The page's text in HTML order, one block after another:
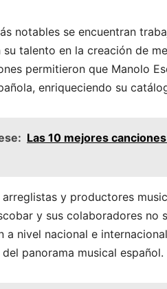
notables se encuentran
talento en la creación de
permitieron que Manolo
enriqueciendo su
Las 10 mejores
y productores
y sus colaboradores
a nivel nacional e
panorama musical español.